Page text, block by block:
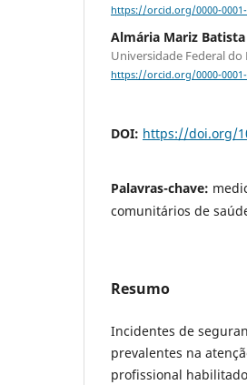
https://orcid.org/0000-0001-
Almária Mariz Batista
Universidade Federal
https://orcid.org/0000-0001-
DOI: https://doi.org/
Palavras-chave:
comunitários de
Resumo
Incidentes de
prevalentes na
profissional